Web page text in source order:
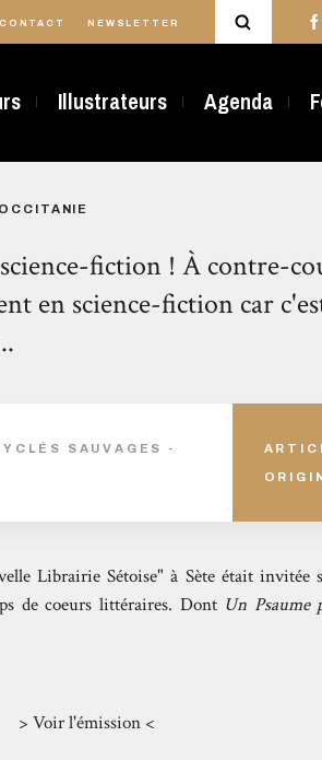
CONTACT NEWSLETTER
Illustrateurs Agenda
fiction ! À contre-
en science-fiction car
SAUVAGES -
Librairie Sétoise" à Sète était invitée
de coeurs littéraires. Dont Un Psaume
>Voir l'émission <